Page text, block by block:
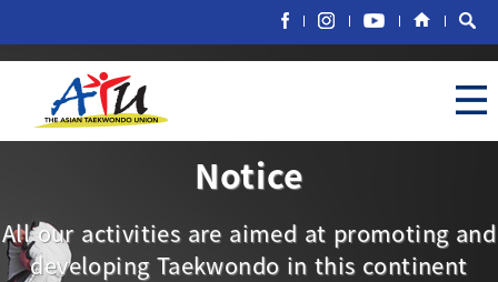
Notice
All our activities are aimed at promoting and
developing Taekwondo in this continent